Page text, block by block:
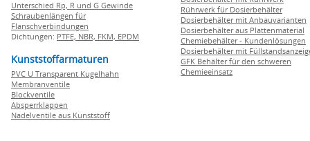
Unterschied Rp, R und G Gewinde
Schraubenlängen für
Flanschverbindungen
Dichtungen: PTFE, NBR, FKM, EPDM
Kunststoffarmaturen
PVC U Transparent Kugelhahn
Membranventile
Blockventile
Absperrklappen
Nadelventile aus Kunststoff
Rührwerk für Dosierbehälter
Dosierbehälter mit Anbauvarianten
Dosierbehälter aus Plattenmaterial
Chemiebehälter - Kundenlösungen
Dosierbehälter mit
GFK Behälter für den schweren
Chemieeinsatz